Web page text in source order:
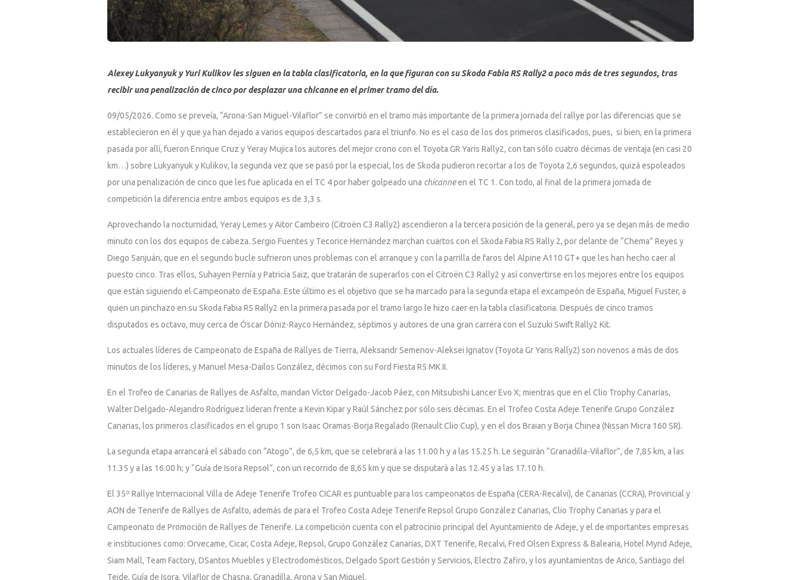
Alexey Lukyanyuk y Yuri Kulikov les siguen en la tabla clasificatoria, en la que figuran con su Skoda Fabia RS Rally2 a poco más de tres segundos, tras
recibir una penalización de cinco por desplazar una chicanne en el primer tramo del día.
09/05/2026. Como se preveía, “Arona-San Miguel-Vilaflor” se convirtió en el tramo más importante de la primera jornada del rallye por las diferencias que se
establecieron en él y que ya han dejado a varios equipos descartados para el triunfo. No es el caso de los dos primeros clasificados, pues, si bien, en la primera
pasada por allí, fueron Enrique Cruz y Yeray Mujica los autores del mejor crono con el Toyota GR Yaris Rally2, con tan sólo cuatro décimas de ventaja (en casi 20
km…) sobre Lukyanyuk y Kulikov, la segunda vez que se pasó por la especial, los de Skoda pudieron recortar a los de Toyota 2,6 segundos, quizá espoleados
por una penalización de cinco que les fue aplicada en el TC 4 por haber golpeado una chicanneen el TC 1. Con todo, al final de la primera jornada de
competición la diferencia entre ambos equipos es de 3,3 s.
Aprovechando la nocturnidad, Yeray Lemes y Aitor Cambeiro (Citroën C3 Rally2) ascendieron a la tercera posición de la general, pero ya se dejan más de medio
minuto con los dos equipos de cabeza. Sergio Fuentes y Tecorice Hernández marchan cuartos con el Skoda Fabia RS Rally 2, por delante de “Chema” Reyes y
Diego Sanjuán, que en el segundo bucle sufrieron unos problemas con el arranque y con la parrilla de faros del Alpine A110 GT+ que les han hecho caer al
puesto cinco. Tras ellos, Suhayen Pernía y Patricia Saiz, que tratarán de superarlos con el Citroën C3 Rally2 y así convertirse en los mejores entre los equipos
que están siguiendo el Campeonato de España. Este último es el objetivo que se ha marcado para la segunda etapa el excampeón de España, Miguel Fuster, a
quien un pinchazo en su Skoda Fabia RS Rally2 en la primera pasada por el tramo largo le hizo caer en la tabla clasificatoria. Después de cinco tramos
disputados es octavo, muy cerca de Óscar Dóniz-Rayco Hernández, séptimos y autores de una gran carrera con el Suzuki Swift Rally2 Kit.
Los actuales líderes de Campeonato de España de Rallyes de Tierra, Aleksandr Semenov-Aleksei Ignatov (Toyota Gr Yaris Rally2) son novenos a más de dos
minutos de los líderes, y Manuel Mesa-Dailos González, décimos con su Ford Fiesta R5 MK II.
En el Trofeo de Canarias de Rallyes de Asfalto, mandan Víctor Delgado-Jacob Páez, con Mitsubishi Lancer Evo X; mientras que en el Clio Trophy Canarias,
Walter Delgado-Alejandro Rodríguez lideran frente a Kevin Kipar y Raúl Sánchez por sólo seis décimas. En el Trofeo Costa Adeje Tenerife Grupo González
Canarias, los primeros clasificados en el grupo 1 son Isaac Oramas-Borja Regalado (Renault Clio Cup), y en el dos Braian y Borja Chinea (Nissan Micra 160 SR).
La segunda etapa arrancará el sábado con “Atogo”, de 6,5 km, que se celebrará a las 11.00 h y a las 15.25 h. Le seguirán “Granadilla-Vilaflor”, de 7,85 km, a las
11.35 y a las 16.00 h; y “Guía de Isora Repsol”, con un recorrido de 8,65 km y que se disputará a las 12.45 y a las 17.10 h.
El 35º Rallye Internacional Villa de Adeje Tenerife Trofeo CICAR es puntuable para los campeonatos de España (CERA-Recalvi), de Canarias (CCRA), Provincial y
AON de Tenerife de Rallyes de Asfalto, además de para el Trofeo Costa Adeje Tenerife Repsol Grupo González Canarias, Clio Trophy Canarias y para el
Campeonato de Promoción de Rallyes de Tenerife. La competición cuenta con el patrocinio principal del Ayuntamiento de Adeje, y el de importantes empresas
e instituciones como: Orvecame, Cicar, Costa Adeje, Repsol, Grupo González Canarias, DXT Tenerife, Recalvi, Fred Olsen Express & Balearia, Hotel Mynd Adeje,
Siam Mall, Team Factory, DSantos Muebles y Electrodomésticos, Delgado Sport Gestión y Servicios, Electro Zafiro, y los ayuntamientos de Arico, Santiago del
Teide, Guía de Isora, Vilaflor de Chasna, Granadilla, Arona y San Miguel.